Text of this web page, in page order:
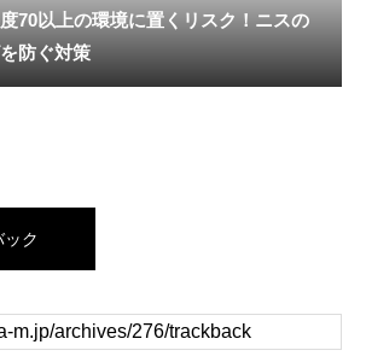
70以上の環境に置くリスク！ニスの
防ぐ対策
ク